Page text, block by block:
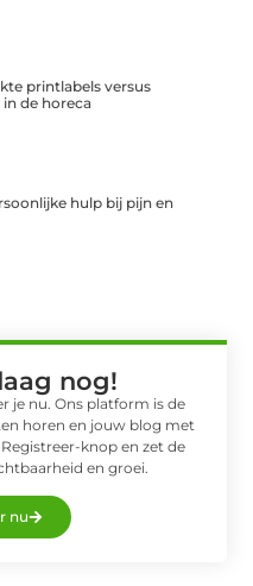
printlabels versus
de horeca
hulp bij pijn en
nog!
je nu. Ons platform is de
horen en jouw blog met
knop en zet de
en groei.
nu